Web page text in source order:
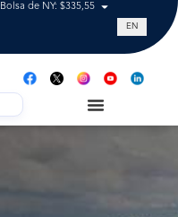
Bolsa de NY: $335,55 Tasa de
EN